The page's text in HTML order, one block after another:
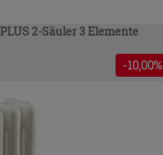
2-Säuler 3 Elemente
-10,00%